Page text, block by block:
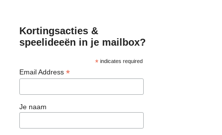
Kortingsacties &
speelideeën in je mailbox?
* indicates required
Email Address *
Je naam